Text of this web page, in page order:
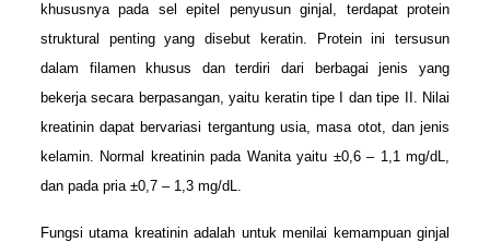
khususnya pada sel epitel penyusun ginjal, terdapat protein
struktural penting yang disebut keratin. Protein ini tersusun
dalam filamen khusus dan terdiri dari berbagai jenis yang
bekerja secara berpasangan, yaitu keratin tipe I dan tipe II. Nilai
kreatinin dapat bervariasi tergantung usia, masa otot, dan jenis
kelamin. Normal kreatinin pada Wanita yaitu ±0,6 – 1,1 mg/dL,
dan pada pria ±0,7 – 1,3 mg/dL.
Fungsi utama kreatinin adalah untuk menilai kemampuan ginjal